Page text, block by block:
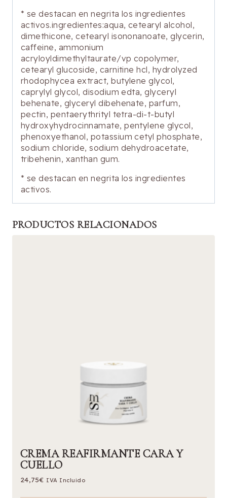
* se destacan en negrita los ingredientes
activos.ingredientes:aqua, cetearyl alcohol,
dimethicone, cetearyl isononanoate, glycerin,
caffeine, ammonium
acryloyldimethyltaurate/vp copolymer,
cetearyl glucoside, carnitine hcl, hydrolyzed
rhodophycea extract, butylene glycol,
caprylyl glycol, disodium edta, glyceryl
behenate, glyceryl dibehenate, parfum,
pectin, pentaerythrityl tetra-di-t-butyl
hydroxyhydrocinnamate, pentylene glycol,
phenoxyethanol, potassium cetyl phosphate,
sodium chloride, sodium dehydroacetate,
tribehenin, xanthan gum.
* se destacan en negrita los ingredientes
activos.
PRODUCTOS RELACIONADOS
CREMA REAFIRMANTE CARA Y
CUELLO
24,75€ IVA Incluido